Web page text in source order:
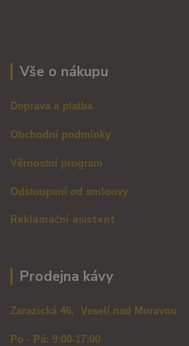
Vše o nákupu
Doprava a platba
Obchodní podmínky
Věrnostní program
Odstoupení od smlouvy
Reklamační asistent
Prodejna kávy
Zarazická 46, Veselí nad Moravou
Po - Pá: 9:00-17:00